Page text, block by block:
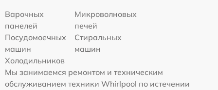
Варочных
панелей
Микроволновых
печей
Посудомоечных
машин
Стиральных
машин
Холодильников
Мы занимаемся ремонтом и техническим
обслуживанием техники Whirlpool по истечении